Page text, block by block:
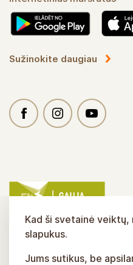
Sužinokite daugiau
Kad ši svetainė
slapukus.
Jums sutikus, be